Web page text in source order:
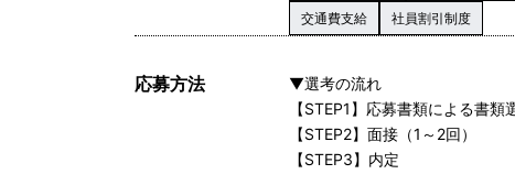
交通費支給 社員割引制度
応募方法
▼選考の流れ
【STEP1】応募書類による書類
【STEP2】面接（1～2回）
【STEP3】内定